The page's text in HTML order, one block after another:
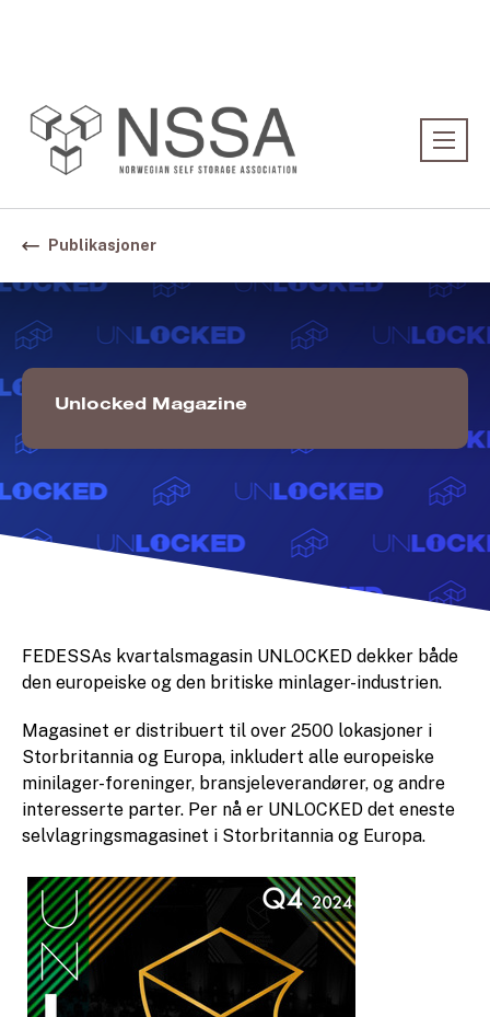
Publikasjoner
Unlocked Magazine
FEDESSAs kvartalsmagasin UNLOCKED dekker både
den europeiske og den britiske minlager-industrien.
Magasinet er distribuert til over 2500 lokasjoner i
Storbritannia og Europa, inkludert alle europeiske
minilager-foreninger, bransjeleverandører, og andre
interesserte parter. Per nå er UNLOCKED det eneste
selvlagringsmagasinet i Storbritannia og Europa.